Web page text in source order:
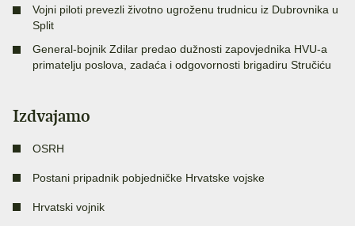
Vojni piloti prevezli životno ugroženu trudnicu iz Dubrovnika u
Split
General-bojnik Zdilar predao dužnosti zapovjednika HVU-a
primatelju poslova, zadaća i odgovornosti brigadiru Stručiću
Izdvajamo
OSRH
Postani pripadnik pobjedničke Hrvatske vojske
Hrvatski vojnik